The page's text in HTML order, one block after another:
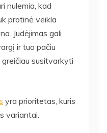
nulemia, kad
protinė veikla
Judėjimas gali
ir tuo pačiu
susitvarkyti
yra prioritetas, kuris
variantai.